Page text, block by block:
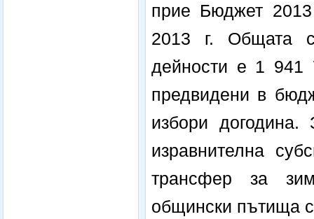
прие Бюджет
2013 г. Общата
дейности е 1
предвидени в
избори
изравнителна
трансфер за
общински пътища